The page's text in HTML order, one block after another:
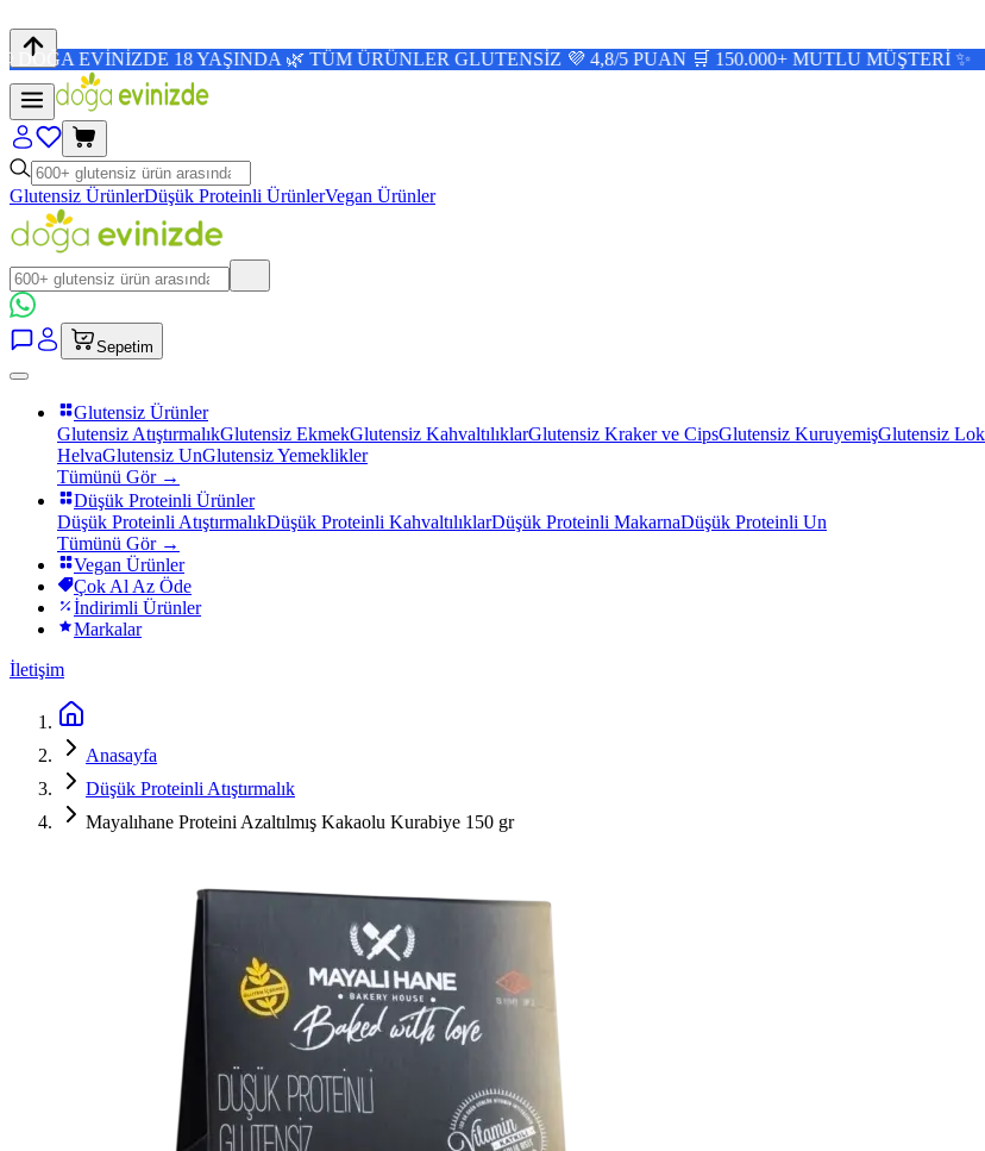
18 YAŞINDA 🌿 TÜM ÜRÜNLER GLUTENSİZ 💜 4,8/5 PUAN 🛒 150.000+ MUTLU MÜŞTERİ ✨
Glutensiz ÜrünlerDüşük Proteinli ÜrünlerVegan Ürünler
Sepetim
Glutensiz Ürünler
Glutensiz AtıştırmalıkGlutensiz EkmekGlutensiz KahvaltılıklarGlutensiz Kraker ve CipsGlutensiz KuruyemişGlutensiz
HelvaGlutensiz UnGlutensiz Yemeklikler
Tümünü Gör →
Düşük Proteinli Ürünler
Düşük Proteinli AtıştırmalıkDüşük Proteinli KahvaltılıklarDüşük Proteinli MakarnaDüşük Proteinli Un
Tümünü Gör →
Vegan Ürünler
Çok Al Az Öde
İndirimli Ürünler
Markalar
İletişim
Anasayfa
Düşük Proteinli Atıştırmalık
Mayalıhane Proteini Azaltılmış Kakaolu Kurabiye 150 gr